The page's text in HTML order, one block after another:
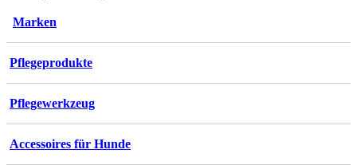
Marken
Pflegeprodukte
Pflegewerkzeug
Accessoires für Hunde